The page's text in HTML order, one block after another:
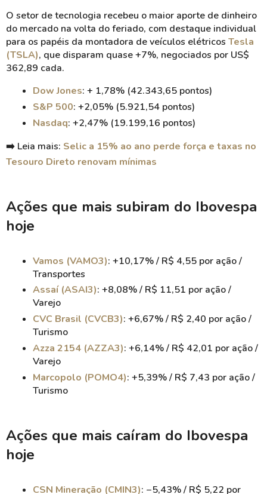
O setor de tecnologia recebeu o maior aporte de dinheiro
do mercado na volta do feriado, com destaque individual
para os papéis da montadora de veículos elétricos Tesla
(TSLA), que disparam quase +7%, negociados por US$
362,89 cada.
Dow Jones: + 1,78% (42.343,65 pontos)
S&P 500: +2,05% (5.921,54 pontos)
Nasdaq: +2,47% (19.199,16 pontos)
➡️ Leia mais: Selic a 15% ao ano perde força e taxas no
Tesouro Direto renovam mínimas
Ações que mais subiram do Ibovespa
hoje
Vamos (VAMO3): +10,17% / R$ 4,55 por ação /
Transportes
Assaí (ASAI3): +8,08% / R$ 11,51 por ação /
Varejo
CVC Brasil (CVCB3): +6,67% / R$ 2,40 por ação /
Turismo
Azza 2154 (AZZA3): +6,14% / R$ 42,01 por ação /
Varejo
Marcopolo (POMO4): +5,39% / R$ 7,43 por ação /
Turismo
Ações que mais caíram do Ibovespa
hoje
CSN Mineração (CMIN3): −5,43% / R$ 5,22 por